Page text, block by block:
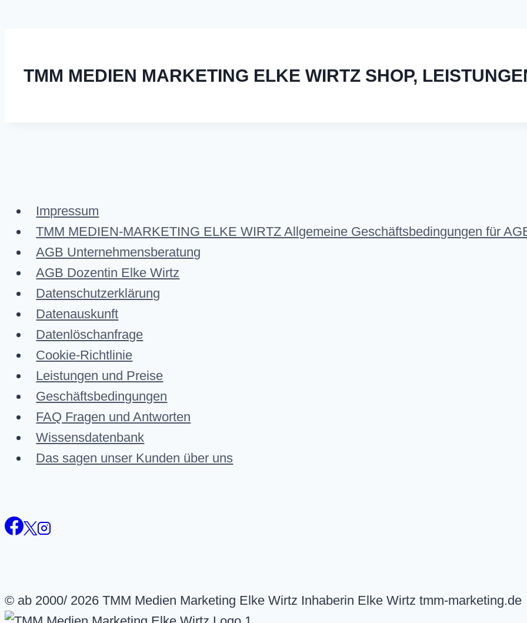
TMM MEDIEN MARKETING ELKE WIRTZ SHOP,
Impressum
TMM MEDIEN-MARKETING ELKE WIRTZ Allgemeine Geschäftsbedingungen für
AGB Unternehmensberatung
AGB Dozentin Elke Wirtz
Datenschutzerklärung
Datenauskunft
Datenlöschanfrage
Cookie-Richtlinie
Leistungen und Preise
Geschäftsbedingungen
FAQ Fragen und Antworten
Wissensdatenbank
Das sagen unser Kunden über uns
© ab 2000/ 2026 TMM Medien Marketing Elke Wirtz Inhaberin Elke Wirtz tmm-marketing.de